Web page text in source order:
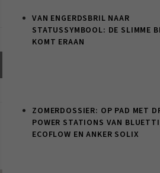
VAN ENGERDSBRIL NAAR
STATUSSYMBOOL: DE SLIMME
KOMT ERAAN
ZOMERDOSSIER: OP PAD MET
POWER STATIONS VAN
ECOFLOW EN ANKER SOLIX